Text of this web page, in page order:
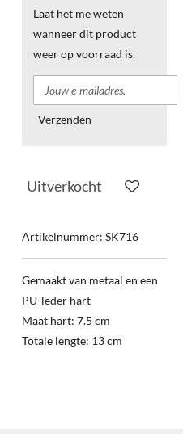
Laat het me weten
wanneer dit product
weer op voorraad is.
Verzenden
Uitverkocht
Artikelnummer: SK716
Gemaakt van metaal en een
PU-leder hart
Maat hart: 7.5 cm
Totale lengte: 13 cm